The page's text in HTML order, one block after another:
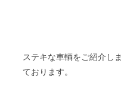
ステキな車輌をご紹介し
ております。